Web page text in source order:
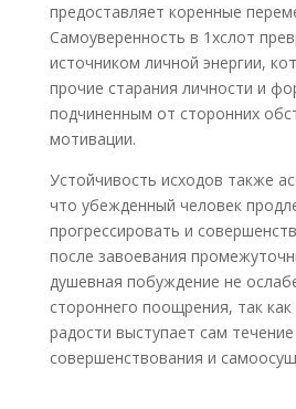
предоставляет коренные
Самоуверенность в 1хслот
источником личной энергии,
прочие старания личности и
подчиненным от сторонних
мотивации.
Устойчивость исходов также
что убежденный человек
прогрессировать и
после завоевания
душевная побуждение не
стороннего поощрения, так
радости выступает сам течение
совершенствования и